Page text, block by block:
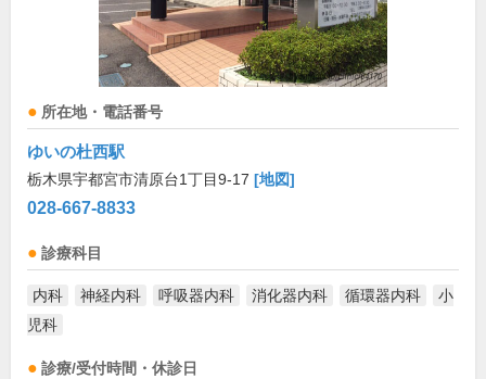
所在地・電話番号
ゆいの杜西駅
栃木県宇都宮市清原台1丁目9-17 [地図]
028-667-8833
診療科目
内科 神経内科 呼吸器内科 消化器内科 循環器内科
小
児科
診療/受付時間・休診日